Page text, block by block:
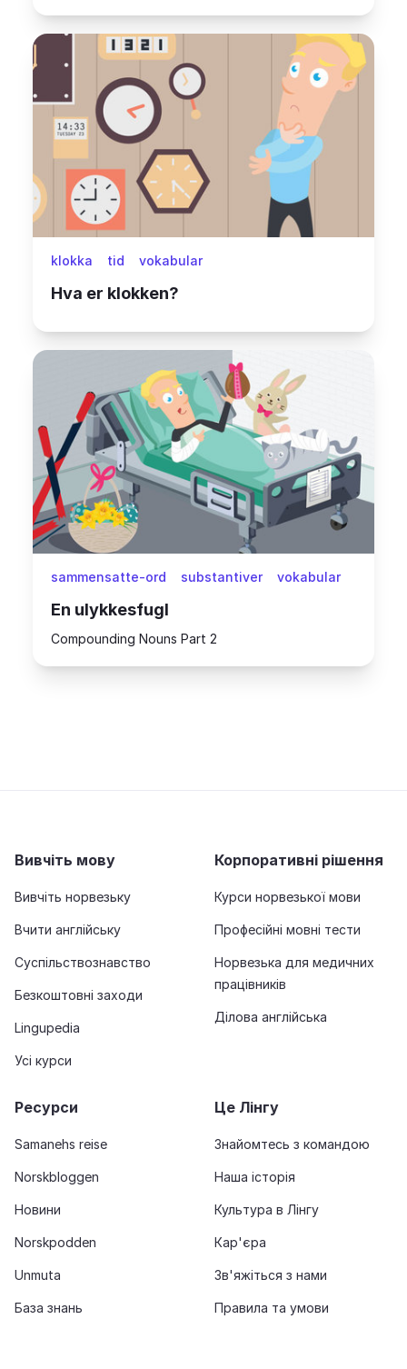
klokka tid vokabular
Hva er klokken?
sammensatte-ord substantiver vokabular
En ulykkesfugl
Compounding Nouns Part 2
Вивчіть мову
Вивчіть норвезьку
Вчити англійську
Суспільствознавство
Безкоштовні заходи
Lingupedia
Усі курси
Корпоративні рішення
Курси норвезької мови
Професійні мовні тести
Норвезька для медичних
працівників
Ділова англійська
Ресурси
Samanehs reise
Norskbloggen
Новини
Norskpodden
Unmuta
База знань
Це Лінгу
Знайомтесь з командою
Наша історія
Культура в Лінгу
Кар'єра
Зв'яжіться з нами
Правила та умови